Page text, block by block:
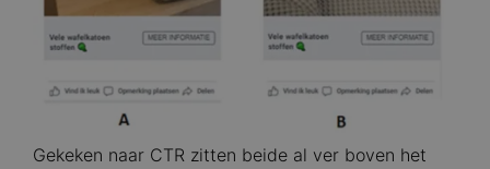
Gekeken naar CTR zitten beide al ver boven het